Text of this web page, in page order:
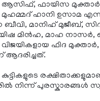
ആസിഫ്, ഫായിസ
ഹാനി ഉസാമ
ബീവി, മാനിഹ് മുജീബ്,
മിൻഹ, മാഹ
ഫിദ
ആദരിച്ചത്.
നിന്ന് പുരസ്കാരങ്ങൾ